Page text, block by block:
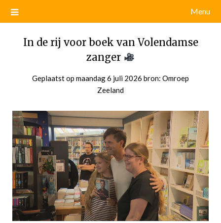
Menu
In de rij voor boek van Volendamse
zanger
Geplaatst op maandag 6 juli 2026 door
bron: Omroep
Zeeland